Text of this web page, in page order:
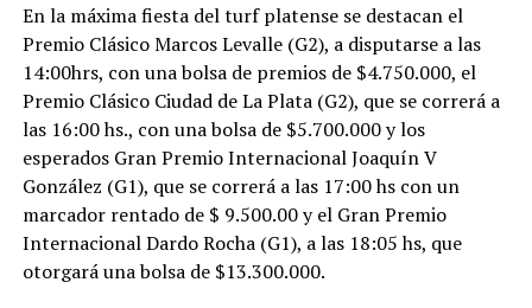
En la máxima fiesta del turf platense se destacan el
Premio Clásico Marcos Levalle (G2), a disputarse a las
14:00hrs, con una bolsa de premios de $4.750.000, el
Premio Clásico Ciudad de La Plata (G2), que se correrá a
las 16:00 hs., con una bolsa de $5.700.000 y los
esperados Gran Premio Internacional Joaquín V
González (G1), que se correrá a las 17:00 hs con un
marcador rentado de $ 9.500.00 y el Gran Premio
Internacional Dardo Rocha (G1), a las 18:05 hs, que
otorgará una bolsa de $13.300.000.